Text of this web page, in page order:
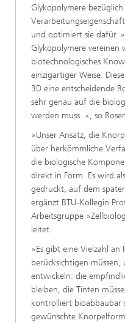
Glykopolymere
und optimiert sie dafür.
Glykopolymere vereinen
biotechnologisches
einzigartiger Weise.
3D eine entscheidende
sehr genau auf die
werden muss. «, so
»Unser Ansatz, die
über herkömmliche
die biologische
direkt in Form. Es wird
gedruckt, auf dem
ergänzt BTU-Kollegin
Arbeitsgruppe
leitet.
»Es gibt eine Vielzahl an
berücksichtigen
entwickeln: die
bleiben, die Tinten
kontrolliert bioabbaubar
gewünschte